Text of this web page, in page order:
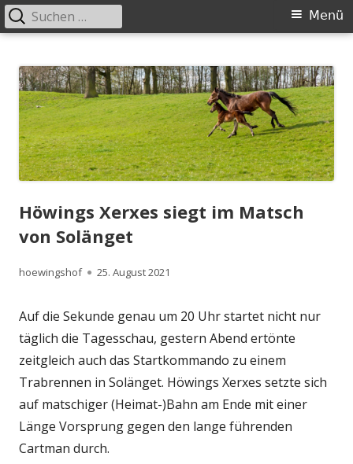
zum
Inhalt
Primäres
Menü
Suchen
nach:
Höwings Xerxes siegt im Matsch
von Solänget
Autor
hoewingshof
Veröffentlicht
25. August 2021
Auf die Sekunde genau um 20 Uhr startet nicht nur
täglich die Tagesschau, gestern Abend ertönte
zeitgleich auch das Startkommando zu einem
Trabrennen in Solänget. Höwings Xerxes setzte sich
auf matschiger (Heimat-)Bahn am Ende mit einer
Länge Vorsprung gegen den lange führenden
Cartman durch.